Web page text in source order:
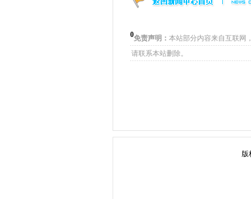
0免责声明： 本站部分内容来自互联网
请联系本站删除。
版